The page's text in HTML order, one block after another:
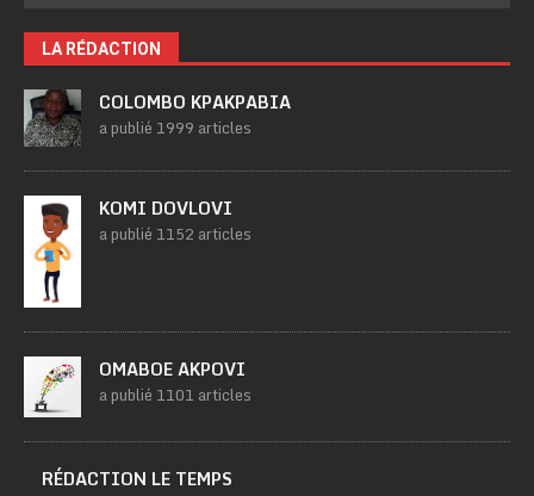
LA RÉDACTION
COLOMBO KPAKPABIA
a publié 1999 articles
KOMI DOVLOVI
a publié 1152 articles
OMABOE AKPOVI
a publié 1101 articles
RÉDACTION LE TEMPS